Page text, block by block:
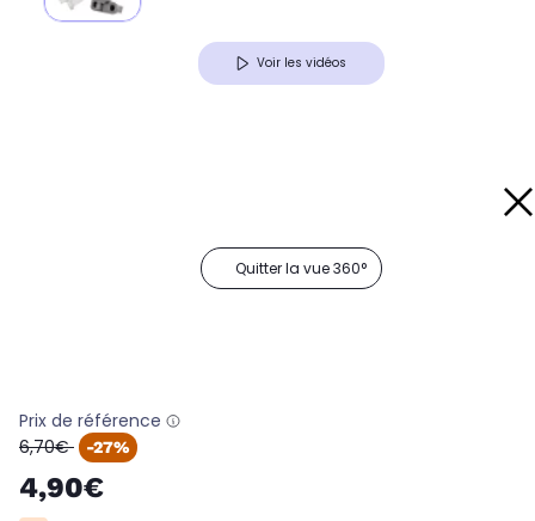
Voir les vidéos
Quitter la vue 360°
Prix de référence
oldPrice
6,70€ -27%
4,90€